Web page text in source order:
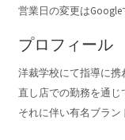
営業日の変更はGoogle
プロフィール
洋裁学校にて指導に
直し店での勤務を通じ
それに伴い有名ブラン